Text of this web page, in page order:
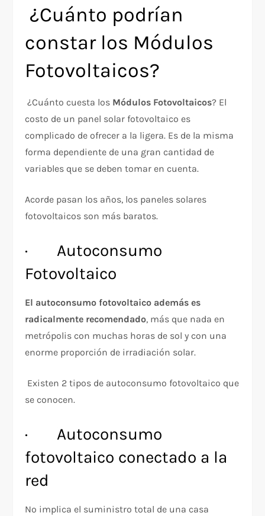
¿Cuánto podrían
constar los Módulos
Fotovoltaicos?
¿Cuánto cuesta los Módulos Fotovoltaicos? El
costo de un panel solar fotovoltaico es
complicado de ofrecer a la ligera. Es de la misma
forma dependiente de una gran cantidad de
variables que se deben tomar en cuenta.
Acorde pasan los años, los paneles solares
fotovoltaicos son más baratos.
· Autoconsumo
Fotovoltaico
El autoconsumo fotovoltaico además es
radicalmente recomendado, más que nada en
metrópolis con muchas horas de sol y con una
enorme proporción de irradiación solar.
Existen 2 tipos de autoconsumo fotovoltaico que
se conocen.
· Autoconsumo
fotovoltaico conectado a la
red
No implica el suministro total de una casa